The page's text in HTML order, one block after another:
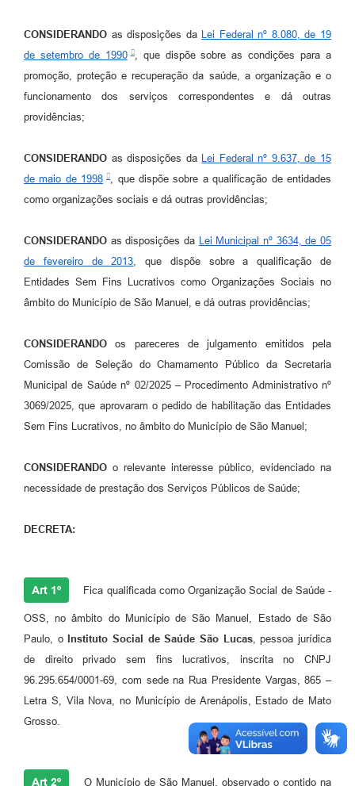
CONSIDERANDO as disposições da Lei Federal nº 8.080, de 19
de setembro de 1990 , que dispõe sobre as condições para a
promoção, proteção e recuperação da saúde, a organização e o
funcionamento dos serviços correspondentes e dá outras
providências;
CONSIDERANDO as disposições da Lei Federal nº 9.637, de 15
de maio de 1998
, que dispõe sobre a qualificação de entidades
como organizações sociais e dá outras providências;
CONSIDERANDO as disposições da Lei Municipal nº 3634, de 05
de fevereiro de 2013, que dispõe sobre a qualificação de
Entidades Sem Fins Lucrativos como Organizações Sociais no
âmbito do Município de São Manuel, e dá outras providências;
CONSIDERANDOos pareceres de julgamento emitidos pela
Comissão de Seleção do Chamamento Público da Secretaria
Municipal de Saúde nº 02/2025 – Procedimento Administrativo nº
3069/2025, que aprovaram o pedido de habilitação das Entidades
Sem Fins Lucrativos, no âmbito do Município de São Manuel;
CONSIDERANDO o relevante interesse público, evidenciado na
necessidade de prestação dos Serviços Públicos de Saúde;
DECRETA:
Art 1º Fica qualificada como Organização Social de Saúde -
OSS, no âmbito do Município de São Manuel, Estado de São
Paulo, o
Instituto Social de Saúde São Lucas, pessoa jurídica
de direito privado sem fins lucrativos, inscrita no CNPJ
96.295.654/0001-69, com sede na Rua Presidente Vargas, 865 –
Letra S, Vila Nova, no Município de Arenápolis, Estado de Mato
Grosso.
Art 2º O Município de São Manuel, observado o contido na